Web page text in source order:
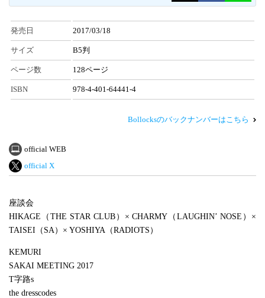
発売日 2017/03/18
サイズ B5判
ページ数 128ページ
ISBN 978-4-401-64441-4
Bollocksのバックナンバーはこちら
official WEB
official X
座談会
HIKAGE（THE STAR CLUB）× CHARMY（LAUGHIN’ NOSE）×
TAISEI（SA）× YOSHIYA（RADIOTS）
KEMURI
SAKAI MEETING 2017
T字路s
the dresscodes